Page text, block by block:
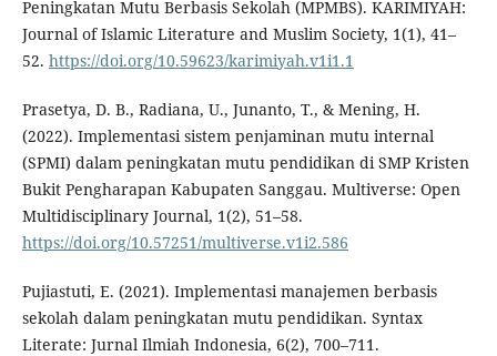
Peningkatan Mutu Berbasis Sekolah (MPMBS). KARIMIYAH:
Journal of Islamic Literature and Muslim Society, 1(1), 41–
52. https://doi.org/10.59623/karimiyah.v1i1.1
Prasetya, D. B., Radiana, U., Junanto, T., & Mening, H.
(2022). Implementasi sistem penjaminan mutu internal
(SPMI) dalam peningkatan mutu pendidikan di SMP Kristen
Bukit Pengharapan Kabupaten Sanggau. Multiverse: Open
Multidisciplinary Journal, 1(2), 51–58.
https://doi.org/10.57251/multiverse.v1i2.586
Pujiastuti, E. (2021). Implementasi manajemen berbasis
sekolah dalam peningkatan mutu pendidikan. Syntax
Literate: Jurnal Ilmiah Indonesia, 6(2), 700–711.